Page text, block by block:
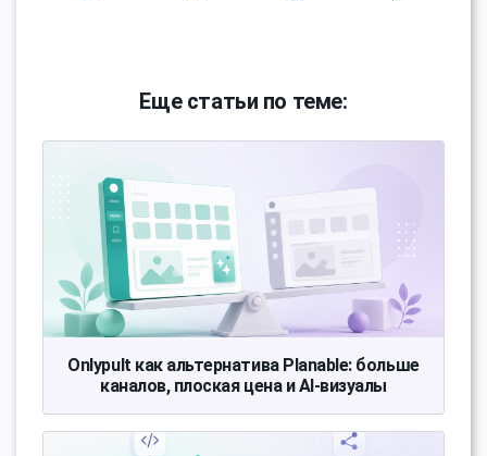
Еще статьи по теме:
Onlypult как альтернатива Planable: больше
каналов, плоская цена и AI-визуалы